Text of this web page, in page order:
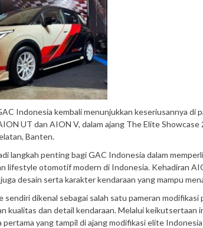
Indonesia kembali menunjukkan keseriusannya di
UT dan AION V, dalam ajang The Elite
Banten.
langkah penting bagi GAC Indonesia dalam
lifestyle otomotif modern di Indonesia. Kehadiran
desain serta karakter kendaraan yang mampu
sendiri dikenal sebagai salah satu pameran
kualitas dan detail kendaraan. Melalui keikutsertaan
yang tampil di ajang modifikasi elite